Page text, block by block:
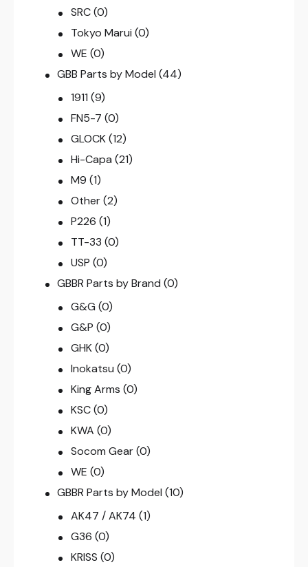
SRC (0)
Tokyo Marui (0)
WE (0)
GBB Parts by Model (44)
1911 (9)
FN5-7 (0)
GLOCK (12)
Hi-Capa (21)
M9 (1)
Other (2)
P226 (1)
TT-33 (0)
USP (0)
GBBR Parts by Brand (0)
G&G (0)
G&P (0)
GHK (0)
Inokatsu (0)
King Arms (0)
KSC (0)
KWA (0)
Socom Gear (0)
WE (0)
GBBR Parts by Model (10)
AK47 / AK74 (1)
G36 (0)
KRISS (0)